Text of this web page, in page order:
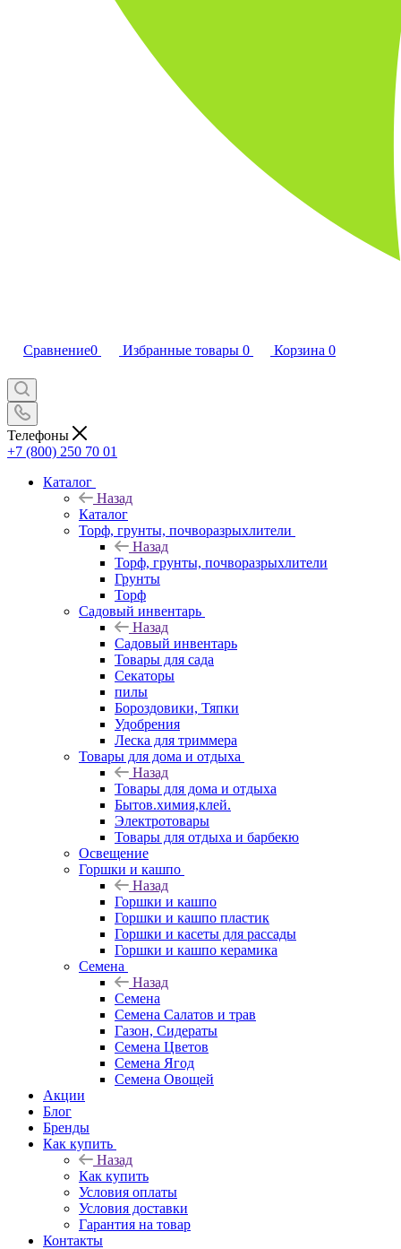
Сравнение0 Избранные товары 0 Корзина 0
Телефоны
+7 (800) 250 70 01
Каталог
Назад
Каталог
Торф, грунты, почворазрыхлители
Назад
Торф, грунты, почворазрыхлители
Грунты
Торф
Садовый инвентарь
Назад
Садовый инвентарь
Товары для сада
Секаторы
пилы
Бороздовики, Тяпки
Удобрения
Леска для триммера
Товары для дома и отдыха
Назад
Товары для дома и отдыха
Бытов.химия,клей.
Электротовары
Товары для отдыха и барбекю
Освещение
Горшки и кашпо
Назад
Горшки и кашпо
Горшки и кашпо пластик
Горшки и касеты для рассады
Горшки и кашпо керамика
Семена
Назад
Семена
Семена Салатов и трав
Газон, Сидераты
Семена Цветов
Семена Ягод
Семена Овощей
Акции
Блог
Бренды
Как купить
Назад
Как купить
Условия оплаты
Условия доставки
Гарантия на товар
Контакты